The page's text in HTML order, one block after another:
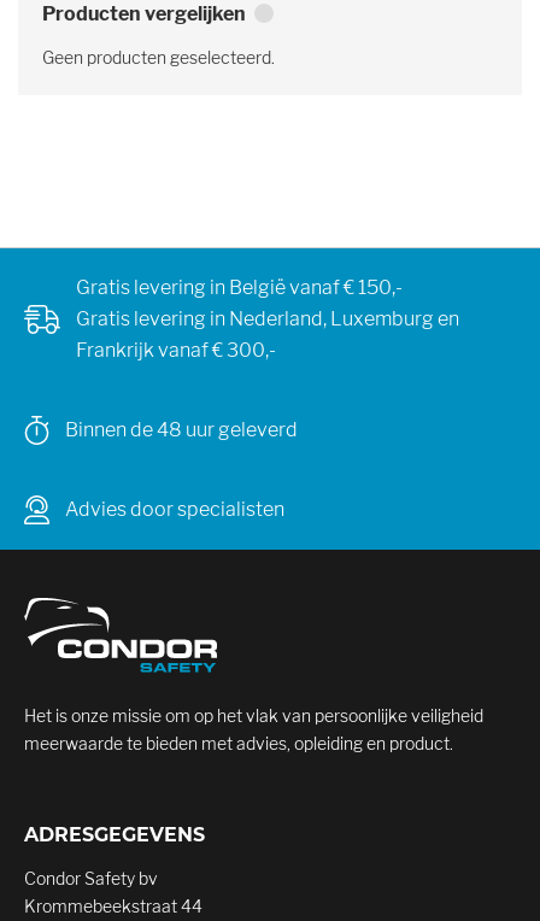
Producten vergelijken
Geen producten geselecteerd.
Gratis levering in België vanaf € 150,-
Gratis levering in Nederland, Luxemburg en
Frankrijk vanaf € 300,-
Binnen de 48 uur geleverd
Advies door specialisten
Het is onze missie om op het vlak van persoonlijke veiligheid
meerwaarde te bieden met advies, opleiding en product.
ADRESGEGEVENS
Condor Safety bv
Krommebeekstraat 44